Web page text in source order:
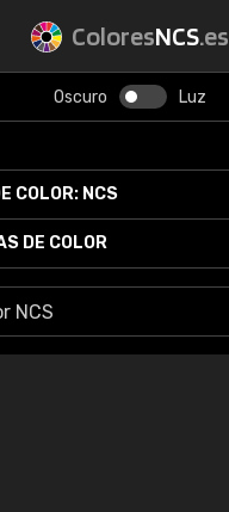
ColoresNCS.es
Oscuro Luz
COLOR: NCS
DE COLOR